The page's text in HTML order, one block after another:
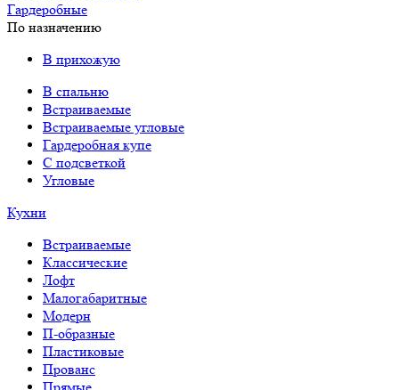
Гардеробные
По назначению
В прихожую
В спальню
Встраиваемые
Встраиваемые угловые
Гардеробная купе
С подсветкой
Угловые
Кухни
Встраиваемые
Классические
Лофт
Малогабаритные
Модерн
П-образные
Пластиковые
Прованс